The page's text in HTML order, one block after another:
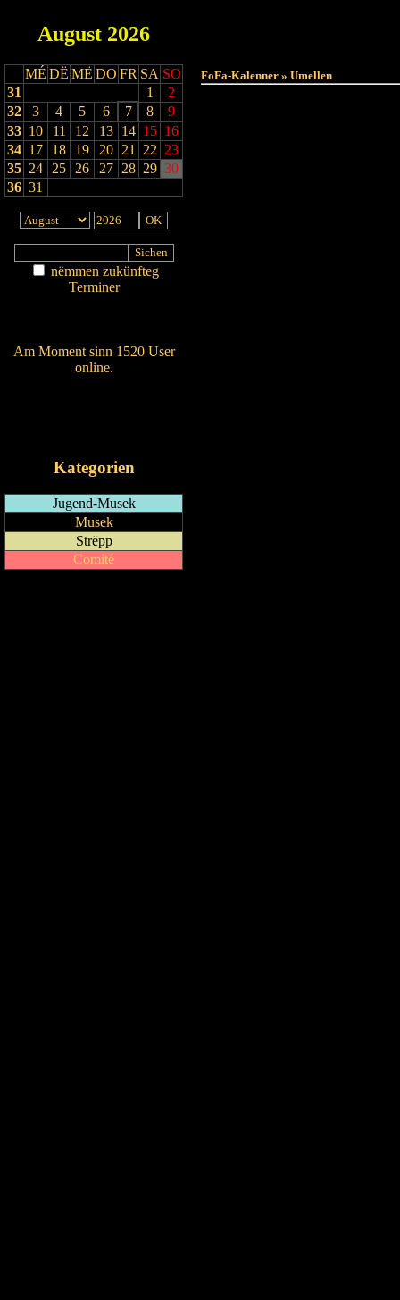
August 2026
MÉ DË MË DO FR SA SO
31
1
2
32
3 4 5 6 7 8
9
33 10 11 12 13 14 15 16
34 17 18 19 20 21 22 23
35 24 25 26 27 28 29 30
36 31
nëmmen zukünfteg
Terminer
Am Moment sinn 1520 User
online.
Kategorien
Jugend-Musek
Musek
Strëpp
Comité
FoFa-Kalenner » Umellen